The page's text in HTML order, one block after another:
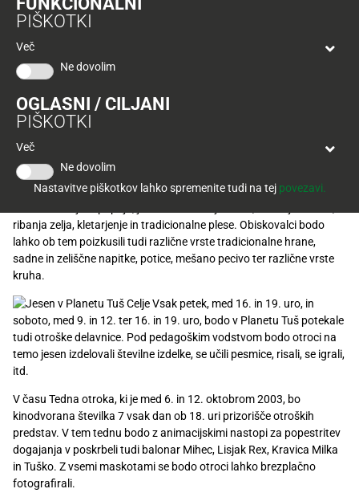
PIŠKOTKI
Več
Ne dovolim
OGLASNI / CILJANI
PIŠKOTKI
Več
Ne dovolim
Nastavitve piškotkov lahko spremenite tudi na tej povezavi.
Ponudba
velja
30.
2026
POGLEJTE IZDELKE
imenom Jesen v Planetu Tuš. Za obiskovalce bomo pripravili pravo
‘jesensko’ tržnico, s predstavitvijo starih običajev, plesa ter pripravo
jedi in napitkov, številne otroške delavnice, obdaritev in koncert
Damjane Golavšek za vse prvošolčke, teden otroških predstav,
številne animacije in akcijo ‘Vaša nova podoba’ v stilu letošnje
jesenske mode.
Aktivi kmečkih žena iz Laškega, Vitanja in Šmarja pri Jelšah,
Društvo vinogradnikov in kletarjev Trta, prav tako iz Šmarja pri
jesenskega dogajanja ob petkih, med 15. in 19. uro, in sobotah, med
10. in 14. uro, predstavili številne stare običaje priprave hrane,
ribanja zelja, kletarjenje in tradicionalne plese. Obiskovalci bodo
lahko ob tem poizkusili tudi različne vrste tradicionalne hrane,
sadne in zeliščne napitke, potice, mešano pecivo ter različne vrste
kruha.
Vsak petek, med 16. in 19. uro, in
soboto, med 9. in 12. ter 16. in 19. uro, bodo v Planetu Tuš potekale
tudi otroške delavnice. Pod pedagoškim vodstvom bodo otroci na
temo jesen izdelovali številne izdelke, se učili pesmice, risali, se igrali,
itd.
V času Tedna otroka, ki je med 6. in 12. oktobrom 2003, bo
kinodvorana številka 7 vsak dan ob 18. uri prizorišče otroških
predstav. V tem tednu bodo z animacijskimi nastopi za popestritev
dogajanja v poskrbeli tudi balonar Mihec, Lisjak Rex, Kravica Milka
in Tuško. Z vsemi maskotami se bodo otroci lahko brezplačno
fotografirali.